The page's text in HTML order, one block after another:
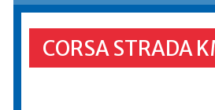
CORSA STRADA